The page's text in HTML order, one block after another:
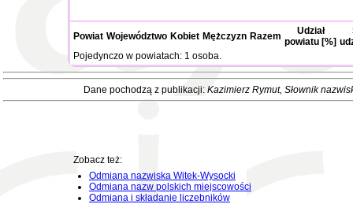
Powiat Województwo Kobiet Mężczyzn Razem
Udział
powiatu [%]
Pojedynczo w powiatach: 1 osoba.
Dane pochodzą z publikacji: Kazimierz Rymut, Słownik
Zobacz też:
Odmiana nazwiska Witek-Wysocki
Odmiana nazw polskich miejscowości
Odmiana i składanie liczebników